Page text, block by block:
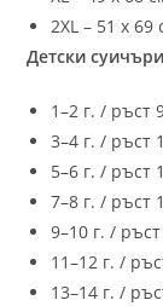
2XL – 51 х 69
Детски суичъри
1–2 г. / ръст
3–4 г. / ръст
5–6 г. / ръст
7–8 г. / ръст
9–10 г. /
11–12 г. /
13–14 г. /